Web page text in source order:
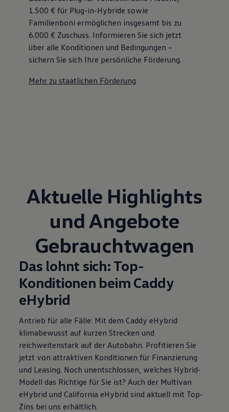
1.500 € für Plug-in-Hybride sowie
Familienboni ermöglichen insgesamt bis zu
6.000 € Zuschuss⁠. Informieren Sie sich jetzt
über alle Konditionen und Bedingungen –
sichern Sie sich Ihre persönliche Förderung.
Mehr zu staatlichen Förderung
Aktuelle Highlights
und Angebote
Gebrauchtwagen
Das lohnt sich: Top-
Konditionen beim Caddy
eHybrid
Antrieb für alle Fälle: Mit dem Caddy eHybrid
klimabewusst auf kurzen Strecken und
reichweitenstark auf der Autobahn. Profitieren Sie
jetzt von attraktiven Konditionen für Finanzierung
und Leasing. Noch unentschlossen, welches Hybrid-
Modell das Richtige für Sie ist? Auch der Multivan
eHybrid und California eHybrid sind aktuell mit Top-
Zins bei uns erhältlich.